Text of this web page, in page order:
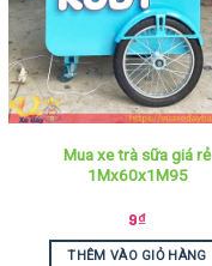
Mua xe trà sữa giá rẻ
1Mx60x1M95
9₫
THÊM VÀO GIỎ HÀNG